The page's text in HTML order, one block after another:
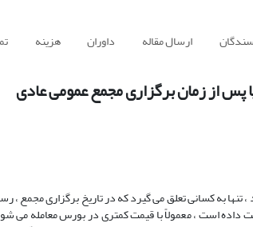
ارسال مقاله داوران هزینه
از زمان برگزاری مجمع عمومی عادی
به کسانی تعلق می گیرد که در تاریخ برگزاری مجمع ،
داده است ، معمولاً با قیمت کمتری در بورس معامله می